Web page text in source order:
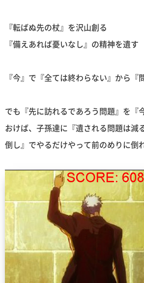
『転ばぬ先の杖』を沢山創る
『備えあれば憂いなし』の精神を遺す
『今』で『全ては終わらない』から『
でも『先に訪れるであろう問題』を『
おけば、子孫達に『遺される問題は減
倒し』でやるだけやって前のめりに倒